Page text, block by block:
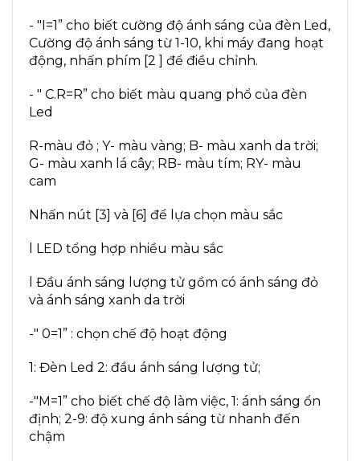
- "I=1” cho biết cường độ ánh sáng của đèn Led,
Cường độ ánh sáng từ 1-10, khi máy đang hoạt
động, nhấn phím [2 ] để điều chỉnh.
- " C.R=R” cho biết màu quang phổ của đèn
Led
R-màu đỏ ; Y- màu vàng; B- màu xanh da trời;
G- màu xanh lá cây; RB- màu tím; RY- màu
cam
Nhấn nút [3] và [6] để lựa chọn màu sắc
l LED tổng hợp nhiều màu sắc
l Đầu ánh sáng lượng tử gồm có ánh sáng đỏ
và ánh sáng xanh da trời
-" 0=1” : chọn chế độ hoạt động
1: Đèn Led 2: đầu ánh sáng lượng tử;
-"M=1” cho biết chế độ làm việc, 1: ánh sáng ổn
định; 2-9: độ xung ánh sáng từ nhanh đến
chậm